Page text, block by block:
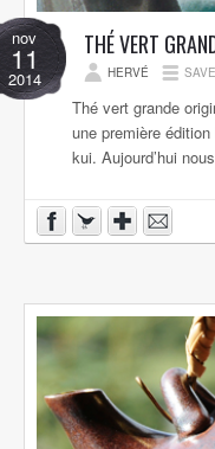
nov
11
2014
THÉ VERT
HERVÉ
Thé vert grande
une première
kui. Aujourd’hui